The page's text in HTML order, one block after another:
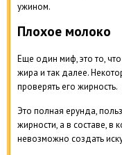
ужином.
Плохое молоко
Еще один миф, это то,
жира и так далее.
проверять его жирность.
Это полная ерунда,
жирности, а в составе, в
невозможно создать